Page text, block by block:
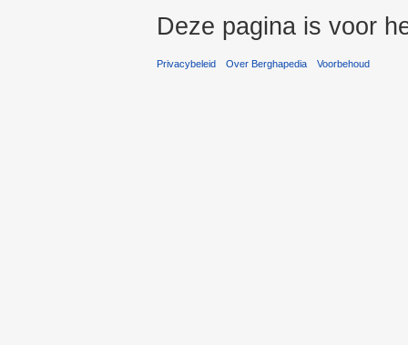
Deze pagina is voor
Privacybeleid Over Berghapedia Voorbehoud